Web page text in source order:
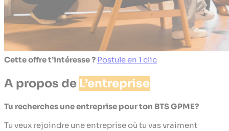
Cette offre t’intéresse ? Postule en 1 clic
A propos de L’entreprise
Tu recherches une entreprise pour ton BTS GPME?
Tu veux rejoindre une entreprise où tu vas vraiment